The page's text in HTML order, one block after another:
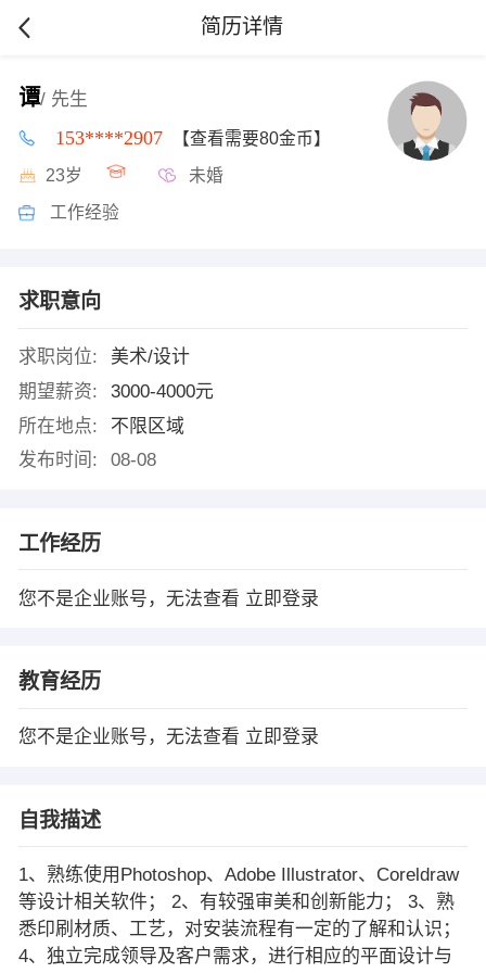
简历详情
谭/ 先生
153****2907 【查看需要80金币】
23岁 未婚
工作经验
求职意向
求职岗位:
美术/设计
期望薪资:
3000-4000元
所在地点:
不限区域
发布时间:
08-08
工作经历
您不是企业账号，无法查看 立即登录
教育经历
您不是企业账号，无法查看 立即登录
自我描述
1、熟练使用Photoshop、Adobe Illustrator、Coreldraw
等设计相关软件； 2、有较强审美和创新能力； 3、熟
悉印刷材质、工艺，对安装流程有一定的了解和认识；
4、独立完成领导及客户需求，进行相应的平面设计与